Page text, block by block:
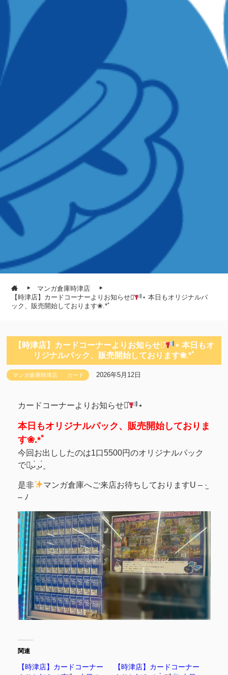
マンガ倉庫時津店
【時津店】カードコーナーよりお知らせ⋆͛
⋆ 本日もオリジナルパ
ック、販売開始しております❀.*ﾟ
【時津店】カードコーナーよりお知らせ⋆͛
⋆ 本日もオ
リジナルパック、販売開始しております❀.*ﾟ
マンガ倉庫時津店 カード 2026年5月12日
カードコーナーよりお知らせ⋆͛ ⋆
本日もオリジナルパック、販売開始しておりま
す❀.*ﾟ
今回お出ししたのは1口5500円のオリジナルパック
です͈ᴗ̀ ̫ᴗ́ ͈
是非
マンガ倉庫へご来店お待ちしておりますU – ·̫
– ﾉ
関連
【時津店】カードコーナー
【時津店】カードコーナー